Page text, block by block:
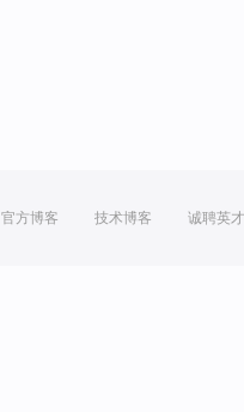
官方博客 技术博客 诚聘英才